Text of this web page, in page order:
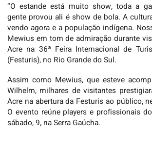
“O estande está muito show, toda a
gente provou ali é show de bola. A
vendo agora e a população indígena.
Mewius em tom de admiração durante
Acre na 36ª Feira Internacional de
(Festuris), no Rio Grande do Sul.
Assim como Mewius, que esteve
Wilhelm, milhares de visitantes
Acre na abertura da Festuris ao público,
O evento reúne players e profissionais
sábado, 9, na Serra Gaúcha.